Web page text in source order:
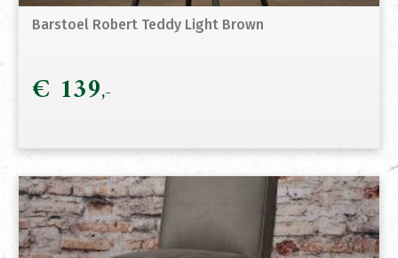
Barstoel Robert Teddy Light Brown
€ 139